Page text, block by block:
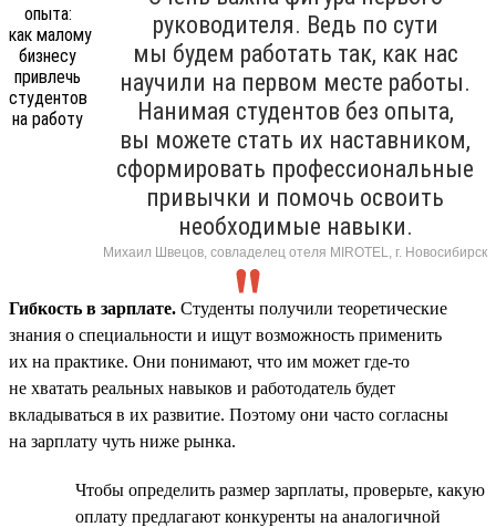
руководителя. Ведь по сути
мы будем работать так, как нас
научили на первом месте работы.
Нанимая студентов без опыта,
вы можете стать их наставником,
сформировать профессиональные
привычки и помочь освоить
необходимые навыки.
Михаил Швецов, совладелец отеля MIROTEL, г. Новосибирск
Гибкость в зарплате. Студенты получили теоретические
знания о специальности и ищут возможность применить
их на практике. Они понимают, что им может где-то
не хватать реальных навыков и работодатель будет
вкладываться в их развитие. Поэтому они часто согласны
на зарплату чуть ниже рынка.
Чтобы определить размер зарплаты, проверьте, какую
оплату предлагают конкуренты на аналогичной